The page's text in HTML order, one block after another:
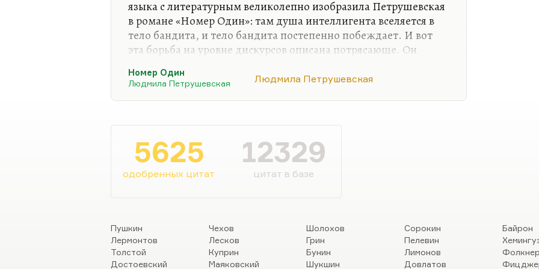
действительно даже для перестроечной России радикален.
«Один врач начал лечить себя сам и долечился до того, что
вместо одного мизинца на…
языка с литературным великолепно изобразила Петрушевская
в романе «Номер Один»: там душа интеллигента вселяется в
тело бандита, и тело бандита постепенно побеждает. И вот
эта борьба на уровне дискурсов описана потрясающе. Он
ребёнку принести денег, а в результате избивает ребёнка и
насилует жену. Это потрясающая глава, языковое чудо, я
Номер Один
Людмила Петрушевская
Людмила Петрушевская
5625
одобренных цитат
12329
цитат в базе
Пушкин
Лермонтов
Толстой
Достоевский
Чехов
Лесков
Куприн
Маяковский
Шолохов
Грин
Бунин
Шукшин
Сорокин
Пелевин
Лимонов
Довлатов
Байрон
Фолкнер